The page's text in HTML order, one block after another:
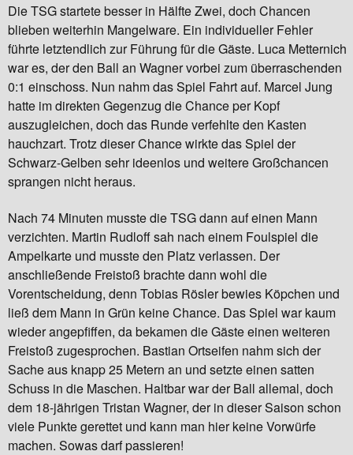
Die TSG startete besser in Hälfte Zwei, doch Chancen
blieben weiterhin Mangelware. Ein individueller Fehler
führte letztendlich zur Führung für die Gäste. Luca Metternich
war es, der den Ball an Wagner vorbei zum überraschenden
0:1 einschoss. Nun nahm das Spiel Fahrt auf. Marcel Jung
hatte im direkten Gegenzug die Chance per Kopf
auszugleichen, doch das Runde verfehlte den Kasten
hauchzart. Trotz dieser Chance wirkte das Spiel der
Schwarz-Gelben sehr ideenlos und weitere Großchancen
sprangen nicht heraus.
Nach 74 Minuten musste die TSG dann auf einen Mann
verzichten. Martin Rudloff sah nach einem Foulspiel die
Ampelkarte und musste den Platz verlassen. Der
anschließende Freistoß brachte dann wohl die
Vorentscheidung, denn Tobias Rösler bewies Köpchen und
ließ dem Mann in Grün keine Chance. Das Spiel war kaum
wieder angepfiffen, da bekamen die Gäste einen weiteren
Freistoß zugesprochen. Bastian Ortseifen nahm sich der
Sache aus knapp 25 Metern an und setzte einen satten
Schuss in die Maschen. Haltbar war der Ball allemal, doch
dem 18-jährigen Tristan Wagner, der in dieser Saison schon
viele Punkte gerettet und kann man hier keine Vorwürfe
machen. Sowas darf passieren!